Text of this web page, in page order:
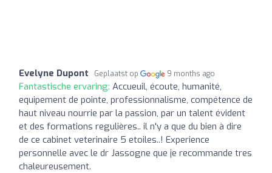
Evelyne Dupont Geplaatst op 9 months ago
Fantastische ervaring: Accueuil, écoute, humanité,
equipement de pointe, professionnalisme, compétence de
haut niveau nourrie par la passion, par un talent évident
et des formations regulières.. il n'y a que du bien à dire
de ce cabinet veterinaire 5 etoiles..! Experience
personnelle avec le dr Jassogne que je recommande tres
chaleureusement.